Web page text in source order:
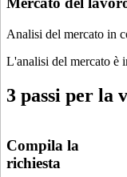
Analisi del mercato in
L'analisi del mercato è
3 passi per la
Compila la
richiesta